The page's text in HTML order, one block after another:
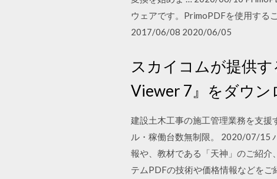
ウェアです。PrimoPDFを使用する
2017/06/08 2020/06/05
スカイコムが提供
Viewer 7』をダウン
建設土木工事の施工管理業務を支
ル・稼働台数無制限。 2020/07/15
報や、教材である「天神」のご紹介
テムPDFの技術や価格情報などを